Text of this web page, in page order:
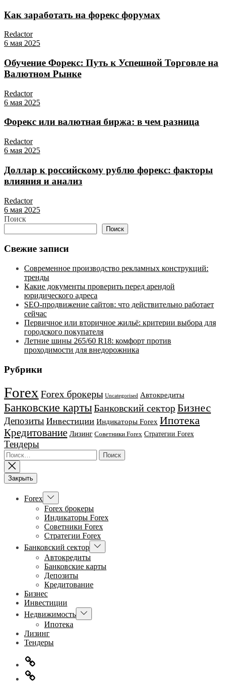
Как заработать на форекс форумах
Redactor
6 мая 2025
Обучение Форекс: Путь к Успешной Торговле на
Валютном Рынке
Redactor
6 мая 2025
Форекс или валютная биржа: в чем разница
Redactor
6 мая 2025
Доллар к российскому рублю форекс: факторы
влияния и анализ
Redactor
6 мая 2025
Поиск
Поиск
Свежие записи
Современное производство рекламных конструкций:
тренды
Какие документы проверить перед арендой
юридического адреса
SEO-продвижение сайтов: что действительно работает
сейчас
Первичное или вторичное жильё: критерии выбора для
городского покупателя
Летние шины 265/60 R18: комфорт против
проходимости для внедорожника
Рубрики
Forex Forex брокеры Uncategorised Автокредиты
Банковские картыБанковский секторБизнес
Депозиты Инвестиции Индикаторы Forex Ипотека
Кредитование Лизинг Советники Forex Стратегии Forex
Тендеры
Найти:
Закрыть
Forex Показывать
подменю
Forex брокеры
Индикаторы Forex
Советники Forex
Стратегии Forex
Банковский сектор Показывать
подменю
Автокредиты
Банковские карты
Депозиты
Кредитование
Бизнес
Инвестиции
Недвижимость Показывать
подменю
Ипотека
Лизинг
Тендеры
Главная
Информация